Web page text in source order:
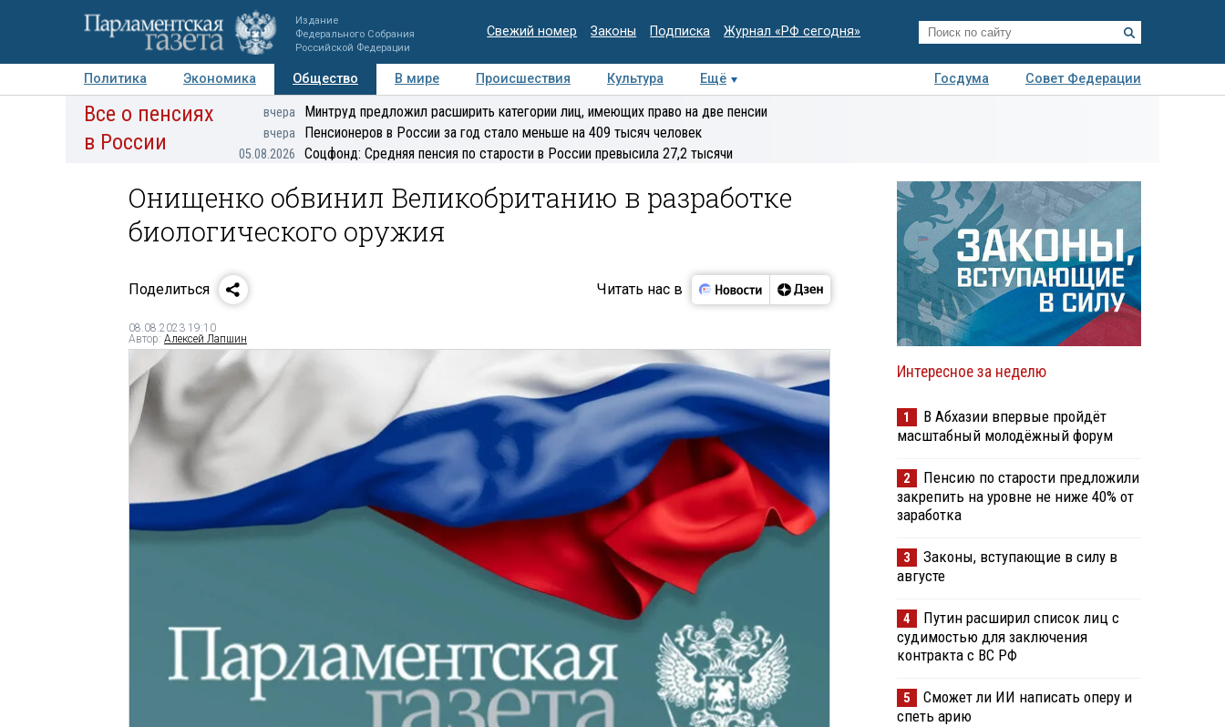
Издание
Федерального Собрания
Российской Федерации
Свежий номер Законы Подписка Журнал «РФ сегодня»
Политика Экономика Общество В мире Происшествия Культура Ещё Госдума
Совет Федерации
Авторы Персоны Мнения Регионы Медиацентр Интервью Колумнисты
Деловая
Все о пенсиях
в России
вчера Минтруд предложил расширить категории лиц, имеющих право на две пенсии
вчера Пенсионеров в России за год стало меньше на 409 тысяч человек
05.08.2026 Соцфонд: Средняя пенсия по старости в России превысила 27,2 тысячи
Онищенко обвинил Великобританию в разработке
биологического оружия
Поделиться Читать нас в
08.08.2023 19:10
Автор: Алексей Лапшин
Интересное за неделю
1
В Абхазии впервые пройдёт
масштабный молодёжный форум
2
Пенсию по старости предложили
закрепить на уровне не ниже 40% от
заработка
3
Законы, вступающие в силу в
августе
4
Путин расширил список лиц с
судимостью для заключения
контракта с ВС РФ
5
Сможет ли ИИ написать оперу и
спеть арию